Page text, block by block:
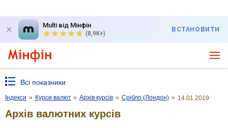
Multi від Мінфін
(8,9K+)
ВСТАНОВИТИ
Всі показники
Індекси » Курси валют » Архів курсів » Срібло (Лондон) » 14.01.2019
Архів валютних курсів